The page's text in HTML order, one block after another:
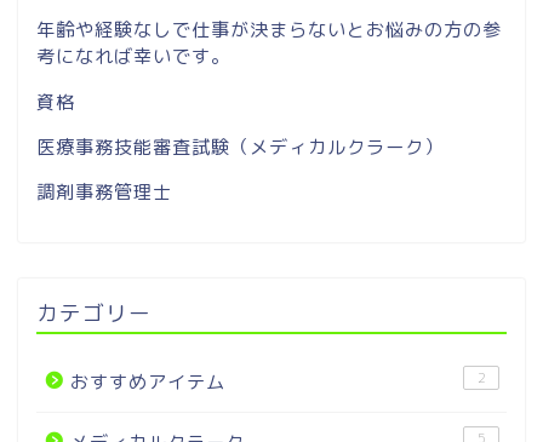
年齢や経験なしで仕事が決まらないとお悩みの方の参
考になれば幸いです。
資格
医療事務技能審査試験（メディカルクラーク）
調剤事務管理士
カテゴリー
おすすめアイテム 2